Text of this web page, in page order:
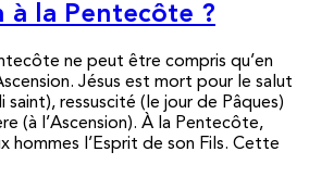
la Pentecôte ?
ne peut être compris qu’en
Jésus est mort pour le salut
saint), ressuscité (le jour de Pâques)
(à l’Ascension). À la Pentecôte,
hommes l’Esprit de son Fils. Cette